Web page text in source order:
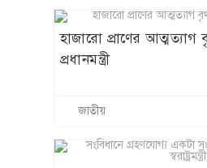
হাজারো প্রাণের আত্মত্যাগ
প্রধানমন্ত্রী
জাতীয়